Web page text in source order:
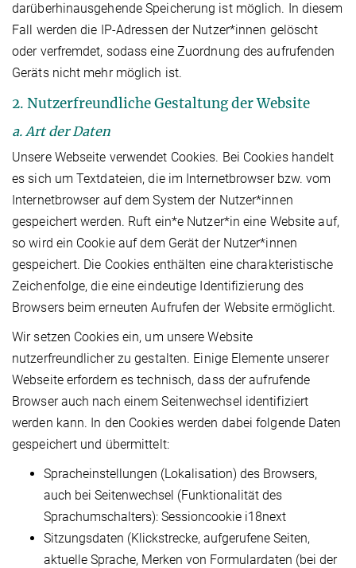
darüberhinausgehende Speicherung ist möglich. In diesem
Fall werden die IP-Adressen der Nutzer*innen gelöscht
oder verfremdet, sodass eine Zuordnung des aufrufenden
Geräts nicht mehr möglich ist.
2. Nutzerfreundliche Gestaltung der Website
a. Art der Daten
Unsere Webseite verwendet Cookies. Bei Cookies handelt
es sich um Textdateien, die im Internetbrowser bzw. vom
Internetbrowser auf dem System der Nutzer*innen
gespeichert werden. Ruft ein*e Nutzer*in eine Website auf,
so wird ein Cookie auf dem Gerät der Nutzer*innen
gespeichert. Die Cookies enthälten eine charakteristische
Zeichenfolge, die eine eindeutige Identifizierung des
Browsers beim erneuten Aufrufen der Website ermöglicht.
Wir setzen Cookies ein, um unsere Website
nutzerfreundlicher zu gestalten. Einige Elemente unserer
Webseite erfordern es technisch, dass der aufrufende
Browser auch nach einem Seitenwechsel identifiziert
werden kann. In den Cookies werden dabei folgende Daten
gespeichert und übermittelt:
Spracheinstellungen (Lokalisation) des Browsers,
auch bei Seitenwechsel (Funktionalität des
Sprachumschalters): Sessioncookie i18next
Sitzungsdaten (Klickstrecke, aufgerufene Seiten,
aktuelle Sprache, Merken von Formulardaten (bei der